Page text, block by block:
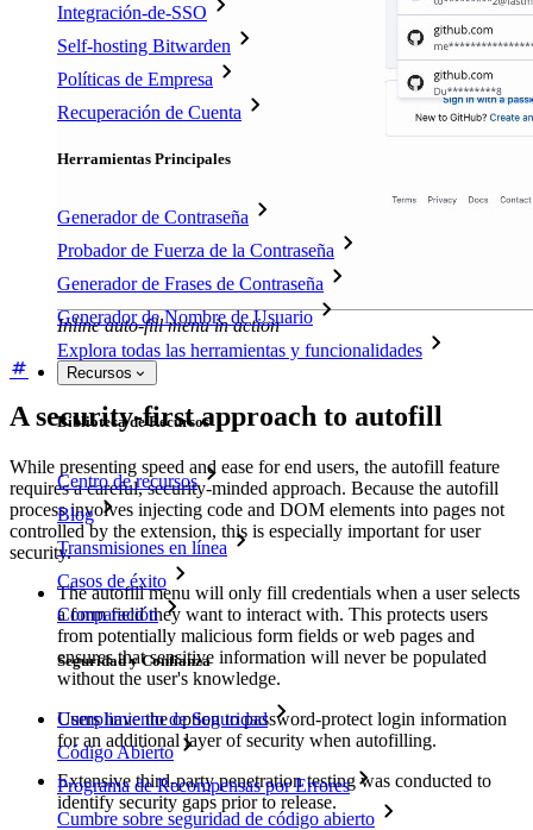
Integración-de-SSO
Self-hosting Bitwarden
Políticas de Empresa
Recuperación de Cuenta
Herramientas Principales
Generador de Contraseña
Probador de Fuerza de la Contraseña
Generador de Frases de Contraseña
Generador de Nombre de Usuario
Explora todas las herramientas y funcionalidades
Recursos
Biblioteca de Recursos
Centro de recursos
Blog
Transmisiones en línea
Casos de éxito
Comparación
Seguridad y Confianza
Cumplimiento de Seguridad
Código Abierto
Programa de Recompensas por Errores
Cumbre sobre seguridad de código abierto
Inline auto-fill menu in action
A security-first approach to autofill
While presenting speed and ease for end users, the autofill feature
requires a careful, security-minded approach. Because the autofill
process involves injecting code and DOM elements into pages not
controlled by the extension, this is especially important for user
security.
The autofill menu will only fill credentials when a user selects
a form field they want to interact with. This protects users
from potentially malicious form fields or web pages and
ensures that sensitive information will never be populated
without the user's knowledge.
Users have the option to password-protect login information
for an additional layer of security when autofilling.
Extensive third-party penetration testing was conducted to
identify security gaps prior to release.